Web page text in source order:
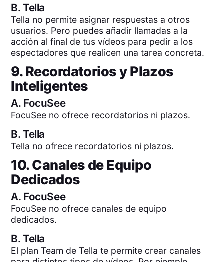
B.Tella
Tella no permite asignar respuestas a otros
usuarios. Pero puedes añadir llamadas a la
acción al final de tus vídeos para pedir a los
espectadores que realicen una tarea concreta.
9. Recordatorios y Plazos
Inteligentes
A. FocuSee
FocuSee no ofrece recordatorios ni plazos.
B.Tella
Tella no ofrece recordatorios ni plazos.
10. Canales de Equipo
Dedicados
A. FocuSee
FocuSee no ofrece canales de equipo
dedicados.
B.Tella
El plan Team de Tella te permite crear canales